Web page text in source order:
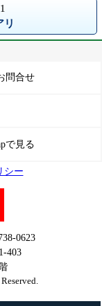
リ
問合せ
で見る
シー
0623
403